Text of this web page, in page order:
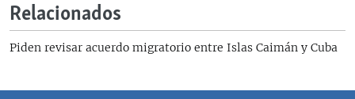
Relacionados
Piden revisar acuerdo migratorio entre Islas Caimán y Cuba